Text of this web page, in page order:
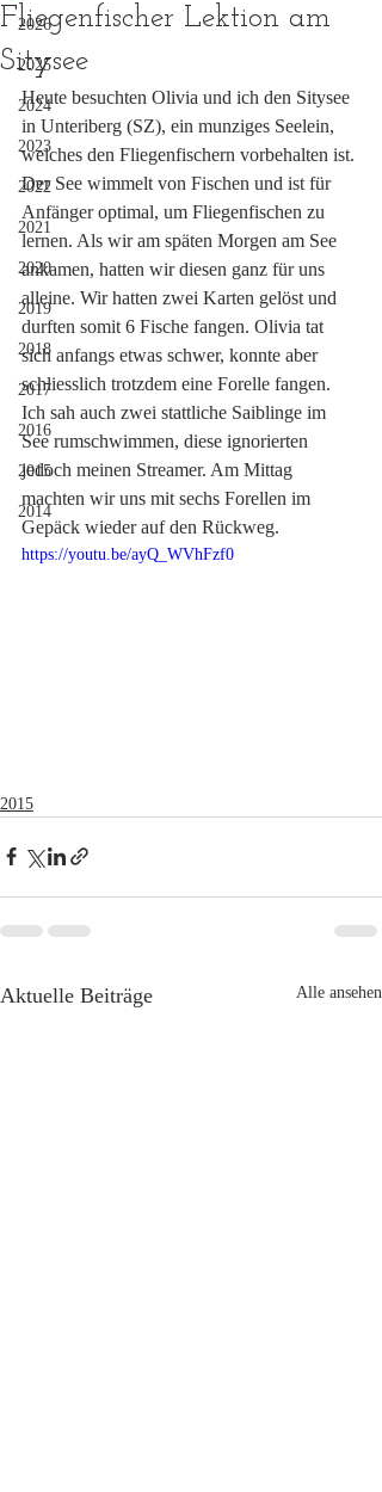
2026
2025
2024
2023
2022
2021
2020
2019
2018
2017
2016
2015
2014
Fliegenfischer Lektion am
Sitysee
Heute besuchten Olivia und ich den Sitysee
in Unteriberg (SZ), ein munziges Seelein,
welches den Fliegenfischern vorbehalten ist.
Der See wimmelt von Fischen und ist für
Anfänger optimal, um Fliegenfischen zu
lernen. Als wir am späten Morgen am See
ankamen, hatten wir diesen ganz für uns
alleine. Wir hatten zwei Karten gelöst und
durften somit 6 Fische fangen. Olivia tat
sich anfangs etwas schwer, konnte aber
schliesslich trotzdem eine Forelle fangen.
Ich sah auch zwei stattliche Saiblinge im
See rumschwimmen, diese ignorierten
jedoch meinen Streamer. Am Mittag
machten wir uns mit sechs Forellen im
Gepäck wieder auf den Rückweg.
https://youtu.be/ayQ_WVhFzf0
2015
Aktuelle Beiträge Alle ansehen